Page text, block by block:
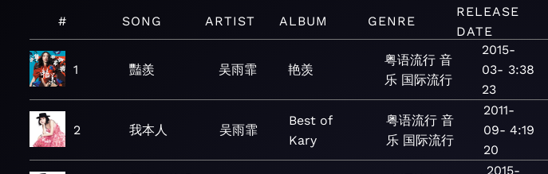
# SONG ARTIST ALBUM GENRE
RELEASE
DATE
1 豔羨 吴雨霏 艳羡
粤语流行 音
乐 国际流行
2015-
03-
23
3:38
2 我本人 吴雨霏
Best of
Kary
粤语流行 音
乐 国际流行
2011-
09-
20
4:19
2015-